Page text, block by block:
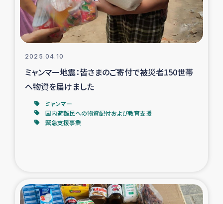
2025.04.10
ミャンマー地震：皆さまのご寄付で被災者150世帯
へ物資を届けました
ミャンマー
国内避難民への物資配付および教育支援
緊急支援事業